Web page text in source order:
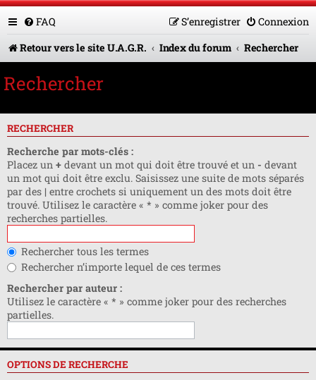
FAQ Connexion
S’enregistrer
Retour vers le site U.A.G.R.
Index du forum Rechercher
Rechercher
RECHERCHER
Recherche par mots-clés :
Placez un + devant un mot qui doit être trouvé et un - devant
un mot qui doit être exclu. Saisissez une suite de mots séparés
par des | entre crochets si uniquement un des mots doit être
trouvé. Utilisez le caractère « * » comme joker pour des
recherches partielles.
Rechercher tous les termes
Rechercher n’importe lequel de ces termes
Rechercher par auteur :
Utilisez le caractère « * » comme joker pour des recherches
partielles.
OPTIONS DE RECHERCHE